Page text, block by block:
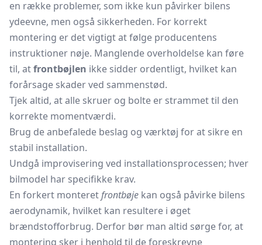
en række problemer, som ikke kun påvirker bilens
ydeevne, men også sikkerheden. For korrekt
montering er det vigtigt at følge producentens
instruktioner nøje. Manglende overholdelse kan føre
til, atfrontbøjlen ikke sidder ordentligt, hvilket kan
forårsage skader ved sammenstød.
Tjek altid, at alle skruer og bolte er strammet til den
korrekte momentværdi.
Brug de anbefalede beslag og værktøj for at sikre en
stabil installation.
Undgå improvisering ved installationsprocessen; hver
bilmodel har specifikke krav.
En forkert monteretfrontbøje kan også påvirke bilens
aerodynamik, hvilket kan resultere i øget
brændstofforbrug. Derfor bør man altid sørge for, at
montering sker i henhold til de foreskrevne